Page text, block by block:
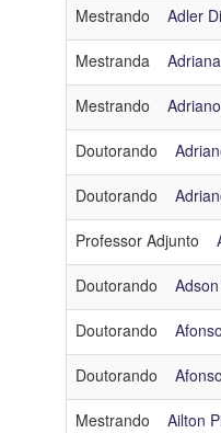
Mestrando Adler
Mestranda
Mestrando
Doutorando
Doutorando
Professor Adjunto
Doutorando
Doutorando
Doutorando
Mestrando Ailton